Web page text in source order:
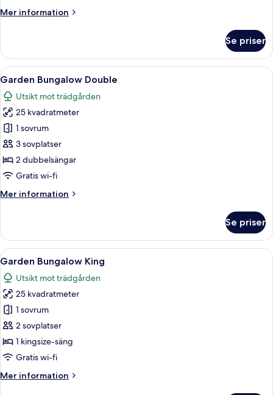
Mer information
Mer
Deluxe
Room
Double
Se priser
Öppna
alla
foton
för
Garden
Bungalow
Double
Ett rum med fyra sängar, var och
3
Garden Bungalow Double
Utsikt mot trädgården
25 kvadratmeter
1 sovrum
3 sovplatser
2 dubbelsängar
Gratis wi-fi
Mer information
Mer
Bungalow
Double
Se priser
Öppna
alla
foton
för
Garden
Bungalow
King
Ett rum med en säng dekorerad
10
Garden Bungalow King
Utsikt mot trädgården
25 kvadratmeter
1 sovrum
2 sovplatser
1 kingsize-säng
Gratis wi-fi
Mer information
Mer